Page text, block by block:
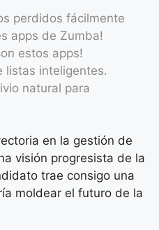
perdidos fácilmente
apps de Zumba!
estos apps!
listas inteligentes.
natural para
en la gestión de
visión progresista de la
trae consigo una
moldear el futuro de la